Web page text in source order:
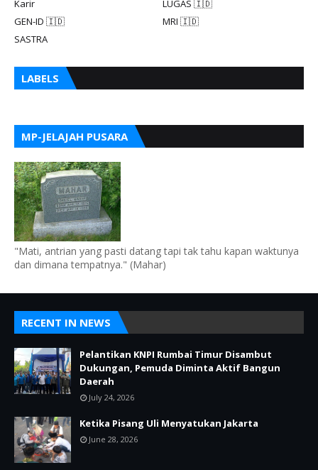
Karir
LUGAS 🇮🇩
GEN-ID 🇮🇩
MRI 🇮🇩
SASTRA
LABELS
MP-JELAJAH PUSARA
"Mati, antrian yang pasti datang tapi tak tahu kapan waktunya
dan dimana tempatnya." (Mahar)
RECENT IN NEWS
Pelantikan KNPI Rumbai Timur Disambut
Dukungan, Pemuda Diminta Aktif Bangun
Daerah
July 24, 2026
Ketika Pisang Uli Menyatukan Jakarta
June 28, 2026